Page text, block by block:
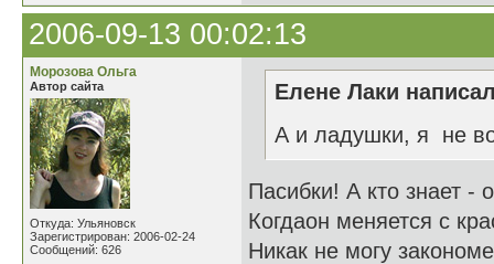
2006-09-13 00:02:13
Морозова Ольга
Автор сайта
Откуда: Ульяновск
Зарегистрирован: 2006-02-24
Сообщений: 626
Елене Лаки
А и ладушки, я не
Пасибки! А кто знает -
Когдаон меняется с
Никак не могу